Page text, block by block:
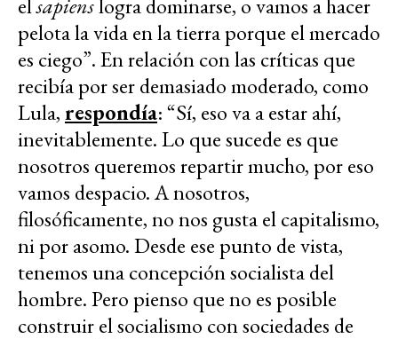
elsapienslogra dominarse, o vamos a hacer
pelota la vida en la tierra porque el mercado
es ciego”. En relación con las críticas que
recibía por ser demasiado moderado, como
Lula,respondía: “Sí, eso va a estar ahí,
inevitablemente. Lo que sucede es que
nosotros queremos repartir mucho, por eso
vamos despacio. A nosotros,
filosóficamente, no nos gusta el capitalismo,
ni por asomo. Desde ese punto de vista,
tenemos una concepción socialista del
hombre. Pero pienso que no es posible
construir el socialismo con sociedades de